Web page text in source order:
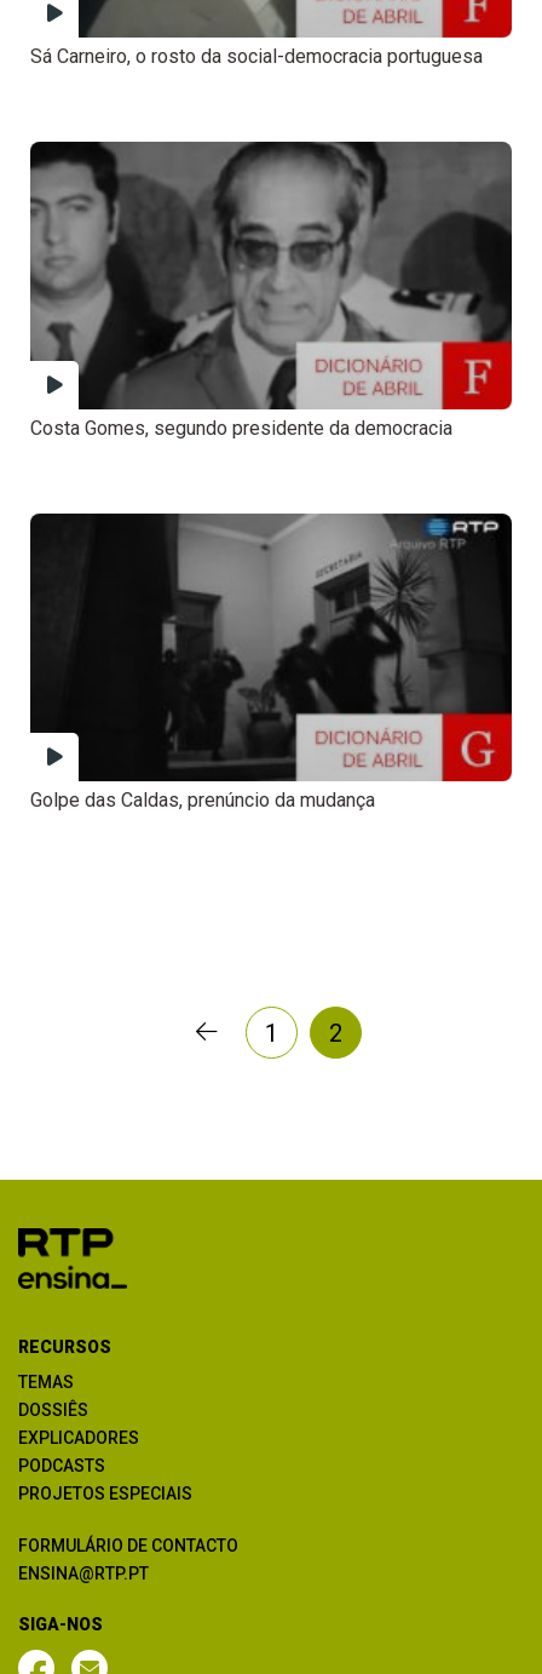
Sá Carneiro, o rosto da social-democracia portuguesa
Costa Gomes, segundo presidente da democracia
Golpe das Caldas, prenúncio da mudança
1 2
RECURSOS
TEMAS
DOSSIÊS
EXPLICADORES
PODCASTS
PROJETOS ESPECIAIS
FORMULÁRIO DE CONTACTO
ENSINA@RTP.PT
SIGA-NOS